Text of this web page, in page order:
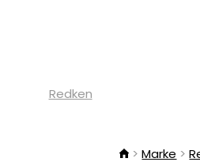
Redken
Marke